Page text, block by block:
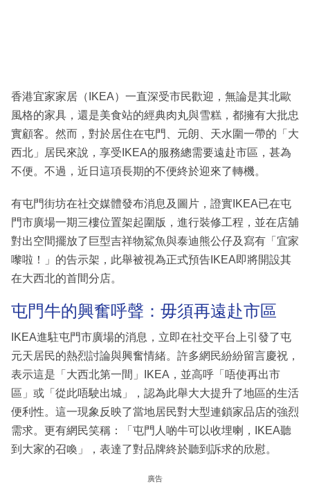
區
香港宜家家居（IKEA）一直深受市民歡迎，無論是其北歐
風格的家具，還是美食站的經典肉丸與雪糕，都擁有大批忠
實顧客。然而，對於居住在屯門、元朗、天水圍一帶的「大
西北」居民來說，享受IKEA的服務總需要遠赴市區，甚為
不便。不過，近日這項長期的不便終於迎來了轉機。
有屯門街坊在社交媒體發布消息及圖片，證實IKEA已在屯
門市廣場一期三樓位置架起圍版，進行裝修工程，並在店舖
對出空間擺放了巨型吉祥物鯊魚與泰迪熊公仔及寫有「宜家
嚟啦！」的告示架，此舉被視為正式預告IKEA即將開設其
在大西北的首間分店。
屯門牛的興奮呼聲：毋須再遠赴市區
IKEA進駐屯門市廣場的消息，立即在社交平台上引發了屯
元天居民的熱烈討論與興奮情緒。許多網民紛紛留言慶祝，
表示這是「大西北第一間」IKEA，並高呼「唔使再出市
區」或「從此唔駛出城」，認為此舉大大提升了地區的生活
便利性。這一現象反映了當地居民對大型連鎖家品店的強烈
需求。更有網民笑稱：「屯門人啲牛可以收埋喇，IKEA聽
到大家的召喚」，表達了對品牌終於聽到訴求的欣慰。
廣告